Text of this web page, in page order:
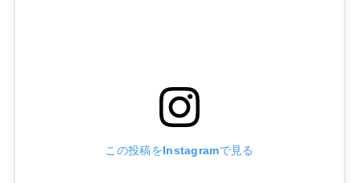
この投稿をInstagramで見る